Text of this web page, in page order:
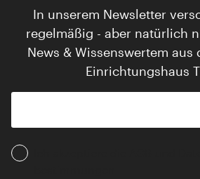
In unserem Newsletter
regelmäßig - aber natürlich
News & Wissenswertem aus
Einrichtungshaus